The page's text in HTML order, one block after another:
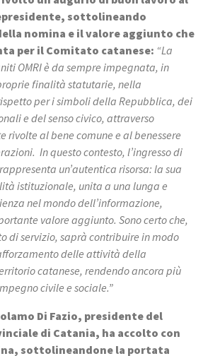
sottolineando
nomina e il valore aggiunto che
per il Comitato catanese: “La
OMRI è da sempre impegnata, in
finalità statutarie, nella
per i simboli della Repubblica, dei
e del senso civico, attraverso
rivolte al bene comune e al benessere
In questo contesto, l’ingresso di
un’autentica risorsa: la sua
istituzionale, unita a una lunga e
nel mondo dell’informazione,
valore aggiunto. Sono certo che,
di servizio, saprà contribuire in modo
delle attività della
catanese, rendendo ancora più
civile e sociale.”
Di Fazio, presidente del
di Catania, ha accolto con
sottolineandone la portata